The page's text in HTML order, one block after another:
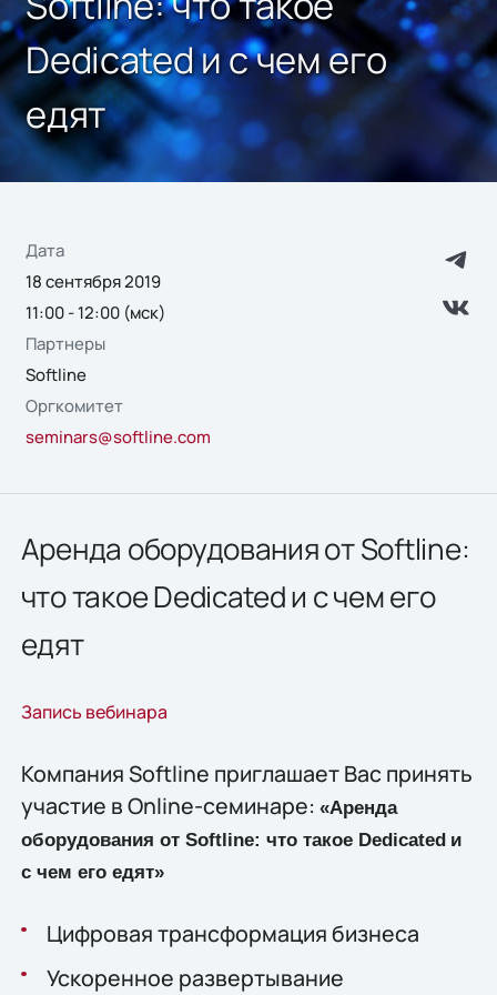
Dedicated и с чем его
едят
Дата
18 сентября 2019
11:00 - 12:00 (мск)
Партнеры
Softline
Оргкомитет
seminars@softline.com
Аренда оборудования от Softline:
что такое Dedicated и с чем его
едят
Запись вебинара
Компания Softline приглашает Вас принять
участие в Online-семинаре: «Аренда
оборудования от Softline: что такое Dedicated и
с чем его едят»
Цифровая трансформация бизнеса
Ускоренное развертывание